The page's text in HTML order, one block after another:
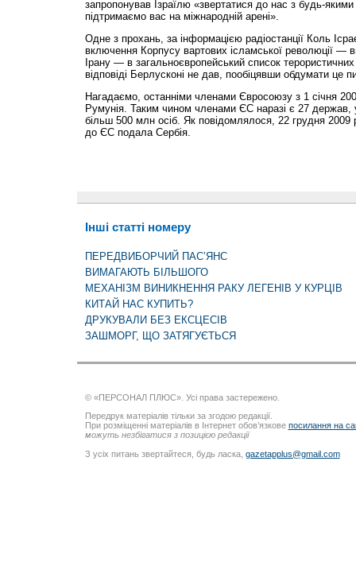
запропонував Ізраїлю «звертатися до нас з будь-
підтримаємо вас на міжнародній арені».
Одне з прохань, за інформацією радіостанції Коль
включення Корпусу вартових ісламської революції —
Ірану — в загальноєвропейський список терористичних
відповіді Берлусконі не дав, пообіцявши обдумати це
Нагадаємо, останніми членами Євросоюзу з 1 січня
Румунія. Таким чином членами ЄС наразі є 27 держав,
більш 500 млн осіб. Як повідомлялося, 22 грудня 2009
до ЄС подала Сербія.
Інші статті номеру
ПЕРЕДВИБОРЧИЙ ПАС’ЯНС
ВИМАГАЮТЬ БІЛЬШОГО
МЕХАНІЗМ ВИНИКНЕННЯ РАКУ ЛЕГЕНІВ У КУРЦІВ
КИТАЙ НАС КУПИТЬ?
ДРУКУВАЛИ БЕЗ ЕКСЦЕСІВ
ЗАШМОРГ, ЩО ЗАТЯГУЄТЬСЯ
© «ПЕРСОНАЛ ПЛЮС». Усі права застережено.
Передрук матеріалів тільки за згодою редакції.
При розміщенні матеріалів в Інтернет обов’язкове посилання на
можуть незбігатися з позицією редакції
З усіх питань звертайтеся, будь ласка, gazetapplus@gmail.com